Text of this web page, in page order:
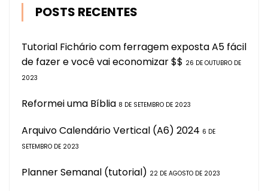
POSTS RECENTES
Tutorial Fichário com ferragem exposta A5 fácil
de fazer e você vai economizar $$ 26 DE OUTUBRO DE
2023
Reformei uma Bíblia 8 DE SETEMBRO DE 2023
Arquivo Calendário Vertical (A6) 2024 6 DE
SETEMBRO DE 2023
Planner Semanal (tutorial) 22 DE AGOSTO DE 2023